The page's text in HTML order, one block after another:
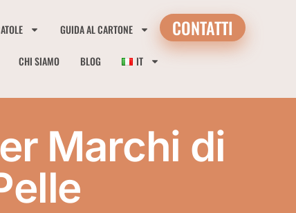
GUIDA AL CARTONE
CHI SIAMO BLOG IT
CONTATTI
Marchi di